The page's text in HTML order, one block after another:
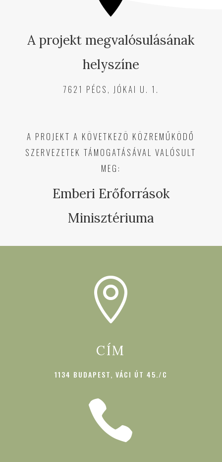
A projekt megvalósulásának
helyszíne
7621 PÉCS, JÓKAI U. 1.
A PROJEKT A KÖVETKEZÖ KÖZREMŰKÖDŐ
SZERVEZETEK TÁMOGATÁSÁVAL VALÓSULT
MEG:
Emberi Erőforrások
Minisztériuma

CÍM
1134 BUDAPEST, VÁCI ÚT 45./C
